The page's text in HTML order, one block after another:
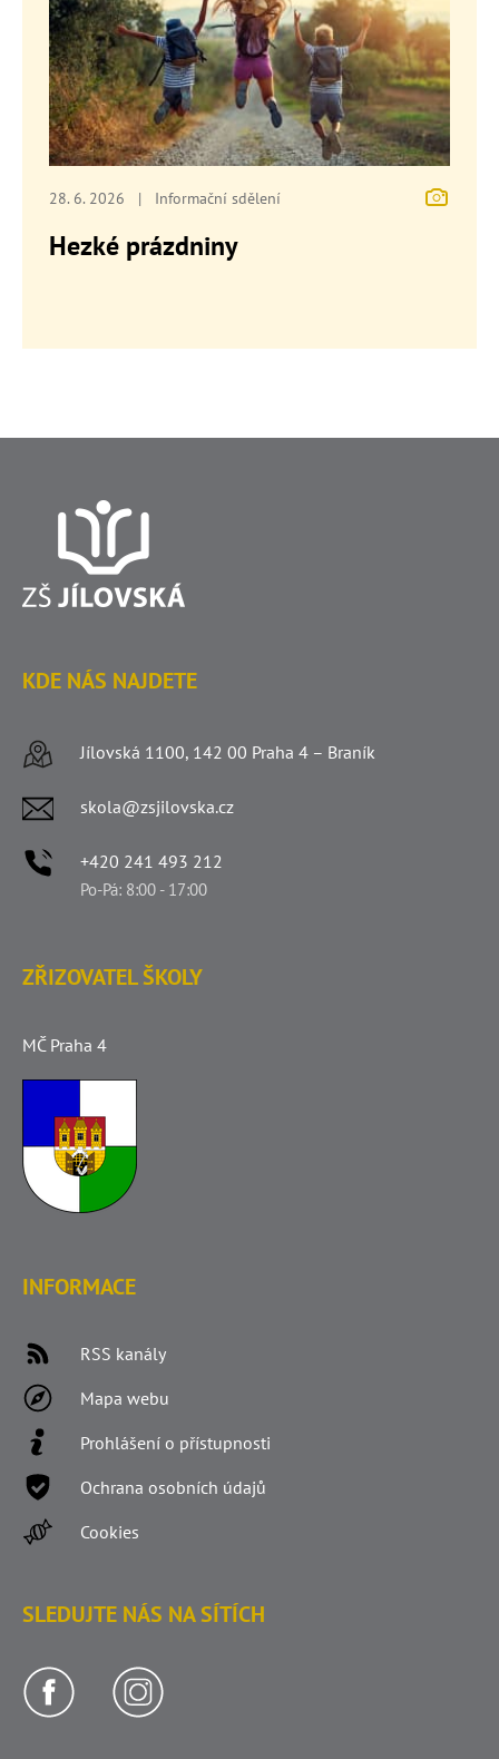
28. 6. 2026 | Informační sdělení
Hezké prázdniny
KDE NÁS NAJDETE
Jílovská 1100, 142 00 Praha 4 – Braník
skola@zsjilovska.cz
+420 241 493 212
Po-Pá: 8:00 - 17:00
ZŘIZOVATEL ŠKOLY
MČ Praha 4
INFORMACE
RSS kanály
Mapa webu
Prohlášení o přístupnosti
Ochrana osobních údajů
Cookies
SLEDUJTE NÁS NA SÍTÍCH